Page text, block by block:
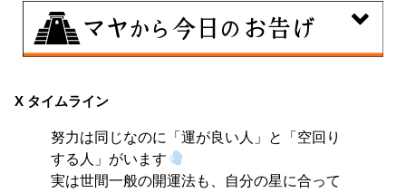
伝統や歴史的な過去のやり方・道筋を踏襲する日。あな
を。
X タイムライン
努力は同じなのに「運が良い人」と「空回り
する人」がいます
実は世間一般の開運法も、自分の星に合って